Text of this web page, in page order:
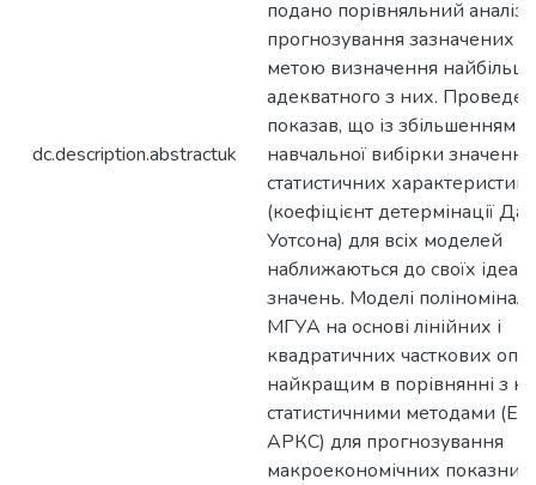
dc.description.abstractuk
подано порівняльний аналіз
прогнозування зазначених
метою визначення найбільш
адекватного з них.
показав, що із збільшенням
навчальної вибірки значення
статистичних характеристик
(коефіцієнт детермінації
Уотсона) для всіх моделей
наближаються до своїх
значень. Моделі
МГУА на основі лінійних і
квадратичних часткових
найкращим в порівнянні з
статистичними методами
АРКС) для прогнозування
макроекономічних